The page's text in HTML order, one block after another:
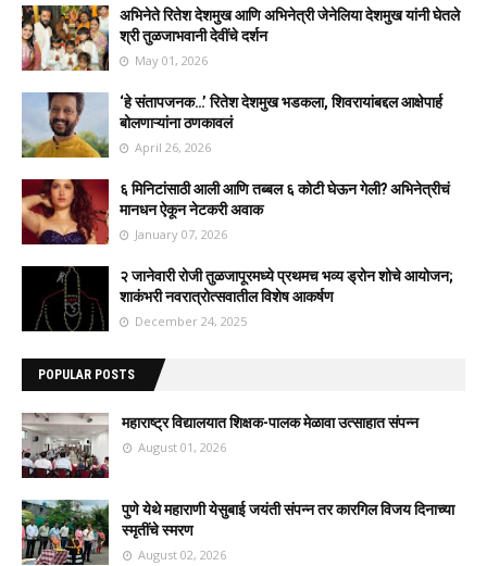
अभिनेते रितेश देशमुख आणि अभिनेत्री जेनेलिया देशमुख यांनी घेतले
श्री तुळजाभवानी देवींचे दर्शन
May 01, 2026
‘हे संतापजनक…’ रितेश देशमुख भडकला, शिवरायांबद्दल आक्षेपार्ह
बोलणाऱ्यांना ठणकावलं
April 26, 2026
६ मिनिटांसाठी आली आणि तब्बल ६ कोटी घेऊन गेली? अभिनेत्रीचं
मानधन ऐकून नेटकरी अवाक
January 07, 2026
२ जानेवारी रोजी तुळजापूरमध्ये प्रथमच भव्य ड्रोन शोचे आयोजन;
शाकंभरी नवरात्रोत्सवातील विशेष आकर्षण
December 24, 2025
POPULAR POSTS
महाराष्ट्र विद्यालयात शिक्षक-पालक मेळावा उत्साहात संपन्न
August 01, 2026
पुणे येथे महाराणी येसुबाई जयंती संपन्न तर कारगिल विजय दिनाच्या
स्मृतींचे स्मरण
August 02, 2026